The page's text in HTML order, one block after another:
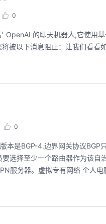
0
的聊天机器人,它使用
被以下消息阻止：让我们看
0
本是BGP-4.边界网关协议
选择至少一个路由器作为该自
服务器。虚拟专有网络 个人电